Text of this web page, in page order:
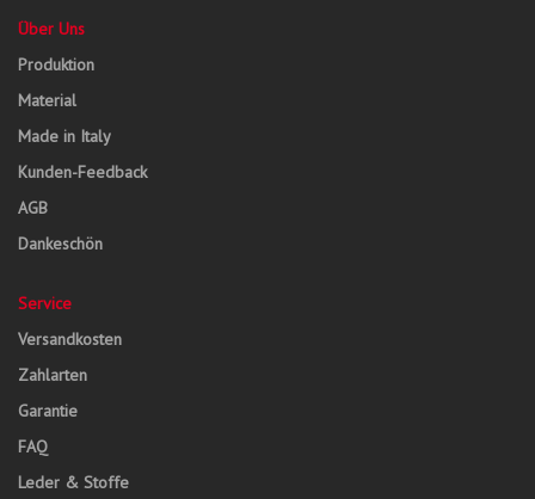
Über Uns
Produktion
Material
Made in Italy
Kunden-Feedback
AGB
Dankeschön
Service
Versandkosten
Zahlarten
Garantie
FAQ
Leder & Stoffe